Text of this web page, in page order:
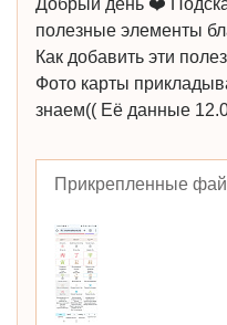
Добрый день ❤️
полезные элементы
Как добавить эти
Фото карты
знаем(( Её данные
Прикрепленные